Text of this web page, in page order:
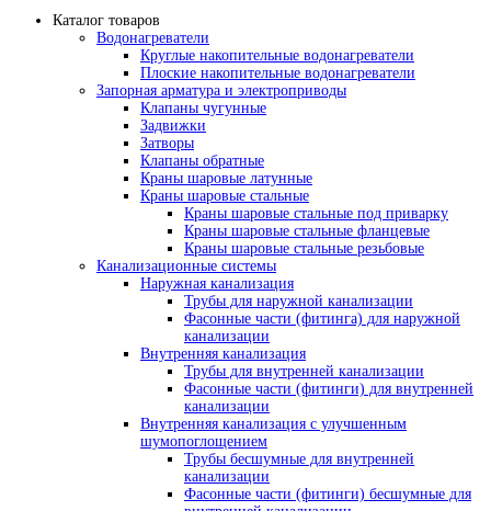
Каталог товаров
Водонагреватели
Круглые накопительные водонагреватели
Плоские накопительные водонагреватели
Запорная арматура и электроприводы
Клапаны чугунные
Задвижки
Затворы
Клапаны обратные
Краны шаровые латунные
Краны шаровые стальные
Краны шаровые стальные под приварку
Краны шаровые стальные фланцевые
Краны шаровые стальные резьбовые
Канализационные системы
Наружная канализация
Трубы для наружной канализации
Фасонные части (фитинга) для наружной
канализации
Внутренняя канализация
Трубы для внутренней канализации
Фасонные части (фитинги) для внутренней
канализации
Внутренняя канализация с улучшенным
шумопоглощением
Трубы бесшумные для внутренней
канализации
Фасонные части (фитинги) бесшумные для